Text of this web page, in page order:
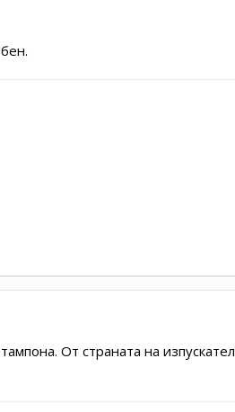
От страната на